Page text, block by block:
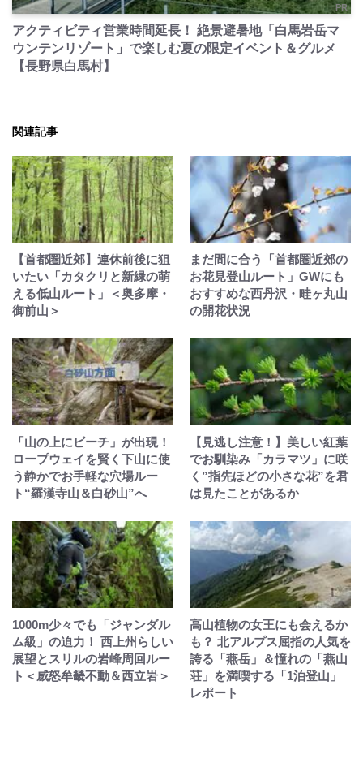
PR
アクティビティ営業時間延長！ 絶景避暑地「白馬岩岳マ
ウンテンリゾート」で楽しむ夏の限定イベント＆グルメ
【長野県白馬村】
関連記事
【首都圏近郊】連休前後に狙
いたい「カタクリと新緑の萌
える低山ルート」＜奥多摩・
御前山＞
まだ間に合う「首都圏近郊の
お花見登山ルート」GWにも
おすすめな西丹沢・畦ヶ丸山
の開花状況
「山の上にビーチ」が出現！
ロープウェイを賢く下山に使
う静かでお手軽な穴場ルー
ト“羅漢寺山＆白砂山”へ
【見逃し注意！】美しい紅葉
でお馴染み「カラマツ」に咲
く”指先ほどの小さな花”を君
は見たことがあるか
1000m少々でも「ジャンダル
ム級」の迫力！ 西上州らしい
展望とスリルの岩峰周回ルー
ト＜威怒牟畿不動＆西立岩＞
高山植物の女王にも会えるか
も？ 北アルプス屈指の人気を
誇る「燕岳」＆憧れの「燕山
荘」を満喫する「1泊登山」
レポート